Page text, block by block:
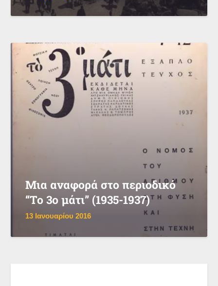
Μια αναφορά στο περιοδικό
“Το 3ο μάτι” (1935-1937)
13 Ιανουαρίου 2016